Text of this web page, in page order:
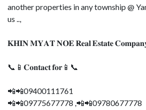
another properties in any township @
us ..,
𝐊𝐇𝐈𝐍 𝐌𝐘𝐀𝐓 𝐍𝐎𝐄 𝐑𝐞𝐚𝐥 𝐄𝐬𝐭𝐚𝐭𝐞 𝐂𝐨𝐦𝐩𝐚𝐧𝐲
📞📱𝐂𝐨𝐧𝐭𝐚𝐜𝐭 𝐟𝐨𝐫📱📞
📲📲09400111761
📲📲09775677778 ,📲📲09780677778